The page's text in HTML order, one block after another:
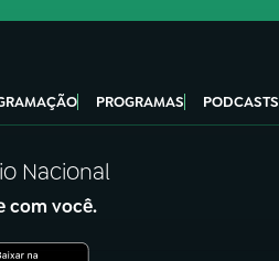
PROGRAMAS PODCASTS
Nacional
com você.